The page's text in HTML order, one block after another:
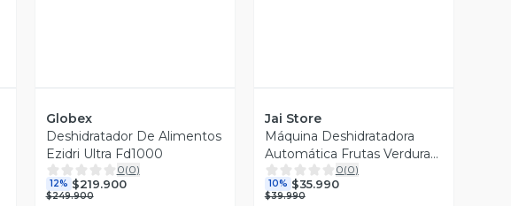
Globex
Deshidratador De Alimentos
Ezidri Ultra Fd1000
0(0)
12% $219.900
$249.900
Jai Store
Máquina Deshidratadora
Automática Frutas Verduras
Alimentos
0(0)
10% $35.990
$39.990